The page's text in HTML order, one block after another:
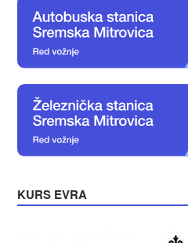
KURS EVRA